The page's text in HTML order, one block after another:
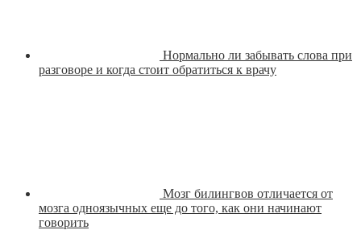
Нормально ли забывать слова при
разговоре и когда стоит обратиться к врачу
Мозг билингвов отличается от
мозга одноязычных еще до того, как они начинают
говорить